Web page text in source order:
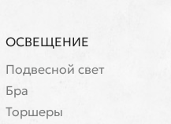
ОСВЕЩЕНИЕ
Подвесной свет
Бра
Торшеры